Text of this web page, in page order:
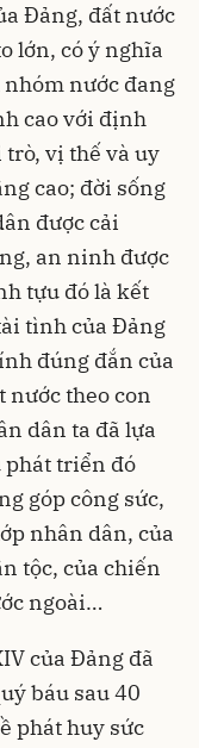
Đảng, đất nước
lớn, có ý nghĩa
nước đang
cao với định
vị thế và uy
cao; đời sống
được cải
an ninh được
tựu đó là kết
tình của Đảng
đúng đắn của
theo con
dân ta đã lựa
phát triển đó
góp công sức,
nhân dân, của
tộc, của chiến
ngoài…
của Đảng đã
báu sau 40
phát huy sức